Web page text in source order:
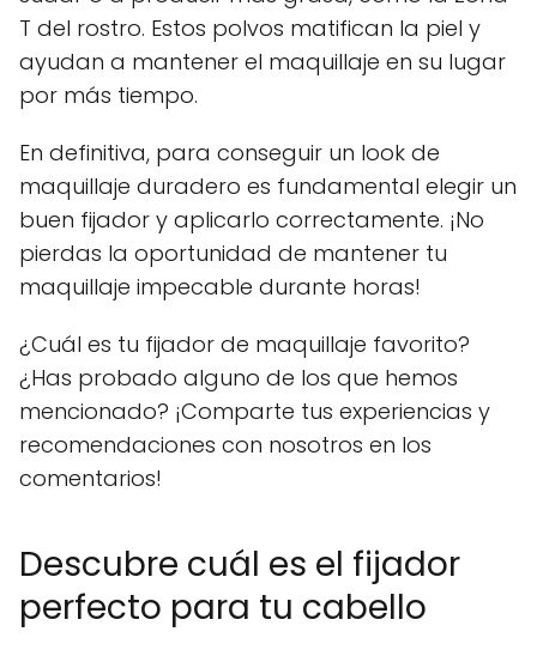
T del rostro. Estos polvos matifican la piel y
ayudan a mantener el maquillaje en su lugar
por más tiempo.
En definitiva, para conseguir un look de
maquillaje duradero es fundamental elegir un
buen fijador y aplicarlo correctamente. ¡No
pierdas la oportunidad de mantener tu
maquillaje impecable durante horas!
¿Cuál es tu fijador de maquillaje favorito?
¿Has probado alguno de los que hemos
mencionado? ¡Comparte tus experiencias y
recomendaciones con nosotros en los
comentarios!
Descubre cuál es el fijador
perfecto para tu cabello